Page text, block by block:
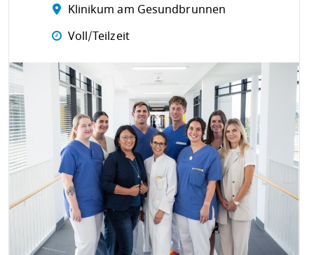
Klinikum am Gesundbrunnen
Voll/Teilzeit